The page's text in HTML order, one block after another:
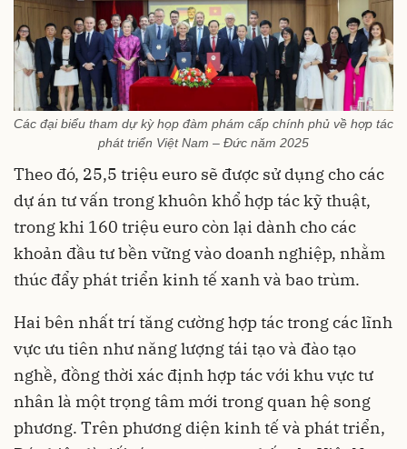
Các đại biểu tham dự kỳ họp đàm phám cấp chính phủ về hợp tác
phát triển Việt Nam – Đức năm 2025
Theo đó, 25,5 triệu euro sẽ được sử dụng cho các
dự án tư vấn trong khuôn khổ hợp tác kỹ thuật,
trong khi 160 triệu euro còn lại dành cho các
khoản đầu tư bền vững vào doanh nghiệp, nhằm
thúc đẩy phát triển kinh tế xanh và bao trùm.
Hai bên nhất trí tăng cường hợp tác trong các lĩnh
vực ưu tiên như năng lượng tái tạo và đào tạo
nghề, đồng thời xác định hợp tác với khu vực tư
nhân là một trọng tâm mới trong quan hệ song
phương. Trên phương diện kinh tế và phát triển,